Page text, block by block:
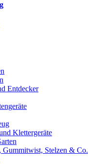
Entdecker
Klettergeräte
Gummitwist, Stelzen & Co.